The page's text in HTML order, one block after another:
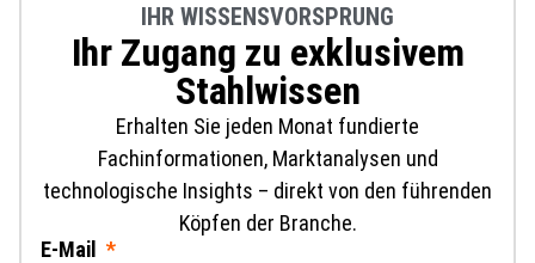
IHR WISSENSVORSPRUNG
Ihr Zugang zu exklusivem
Stahlwissen
Erhalten Sie jeden Monat fundierte
Fachinformationen, Marktanalysen und
technologische Insights – direkt von den führenden
Köpfen der Branche.
E-Mail